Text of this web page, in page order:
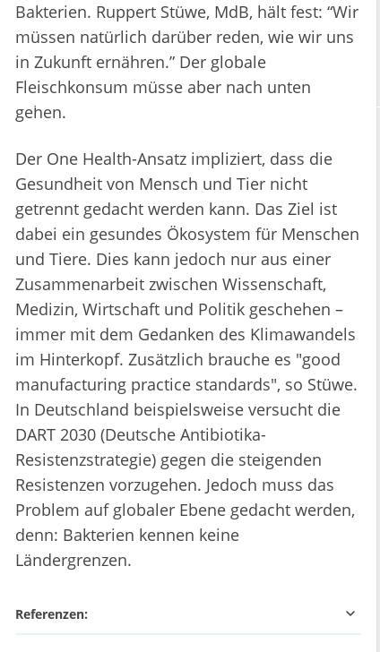
Bakterien. Ruppert Stüwe, MdB, hält fest: “Wir
müssen natürlich darüber reden, wie wir uns
in Zukunft ernähren.” Der globale
Fleischkonsum müsse aber nach unten
gehen.
Der One Health-Ansatz impliziert, dass die
Gesundheit von Mensch und Tier nicht
getrennt gedacht werden kann. Das Ziel ist
dabei ein gesundes Ökosystem für Menschen
und Tiere. Dies kann jedoch nur aus einer
Zusammenarbeit zwischen Wissenschaft,
Medizin, Wirtschaft und Politik geschehen –
immer mit dem Gedanken des Klimawandels
im Hinterkopf. Zusätzlich brauche es "good
manufacturing practice standards", so Stüwe.
In Deutschland beispielsweise versucht die
DART 2030 (Deutsche Antibiotika-
Resistenzstrategie) gegen die steigenden
Resistenzen vorzugehen. Jedoch muss das
Problem auf globaler Ebene gedacht werden,
denn: Bakterien kennen keine
Ländergrenzen.
Referenzen: